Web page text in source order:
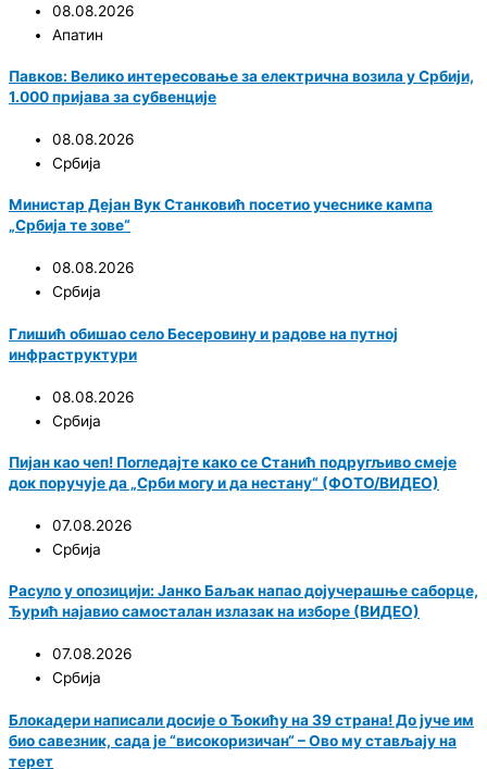
08.08.2026
Апатин
Павков: Велико интересовање за електрична возила у Србији,
1.000 пријава за субвенције
08.08.2026
Србија
Министар Дејан Вук Станковић посетио учеснике кампа
„Србија те зове“
08.08.2026
Србија
Глишић обишао село Бесеровину и радове на путној
инфраструктури
08.08.2026
Србија
Пијан као чеп! Погледајте како се Станић подругљиво смеје
док поручује да „Срби могу и да нестану“ (ФОТО/ВИДЕО)
07.08.2026
Србија
Расуло у опозицији: Јанко Баљак напао дојучерашње саборце,
Ђурић најавио самосталан излазак на изборе (ВИДЕО)
07.08.2026
Србија
Блокадери написали досије о Ђокићу на 39 страна! До јуче им
био савезник, сада је “високоризичан“ – Ово му стављају на
терет